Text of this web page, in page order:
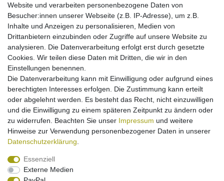
USB Datenkabel für Samsung SGH-A800 N400
N500 N620 Q100 Q200 R200 R210 R220 T100
T400 - seriell
6,95 € *
In den Warenkorb
*inkl. ges. MwSt.
USB Datenkabel für Samsung SGH-D500 D510
D600 E340 E350 E370 E380 E730 E760 E770
E860v S400i X200 (ersetzt PCB113)
6,95 € *
In den Warenkorb
Website und verarbeiten personenbezogene Daten von
Besucher:innen unserer Webseite (z.B. IP-Adresse), um z.B.
Inhalte und Anzeigen zu personalisieren, Medien von
Drittanbietern einzubinden oder Zugriffe auf unsere Website zu
analysieren. Die Datenverarbeitung erfolgt erst durch gesetzte
Cookies. Wir teilen diese Daten mit Dritten, die wir in den
Einstellungen benennen.
Die Datenverarbeitung kann mit Einwilligung oder aufgrund eines
berechtigten Interesses erfolgen. Die Zustimmung kann erteilt
oder abgelehnt werden. Es besteht das Recht, nicht einzuwilligen
und die Einwilligung zu einem späteren Zeitpunkt zu ändern oder
zu widerrufen. Beachten Sie unser Impressum und weitere
Hinweise zur Verwendung personenbezogener Daten in unserer
Daten­schutz­erklärung
Essenziell
Externe Medien